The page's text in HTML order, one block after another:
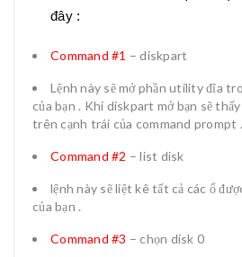
đây :
Command #1 – diskpart
Lệnh này sẽ mở phần utility đĩa
của bạn . Khi diskpart mở bạn sẽ
trên cạnh trái của command prompt .
Command #2 – list disk
lệnh này sẽ liệt kê tất cả các ổ
của bạn .
Command #3 – chọn disk 0